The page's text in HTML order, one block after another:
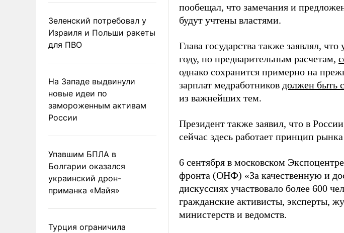
Зеленский потребовал у
Израиля и Польши ракеты
для ПВО
На Западе выдвинули
новые идеи по
замороженным активам
России
Упавшим БПЛА в
Болгарии оказался
украинский дрон-
приманка «Майя»
Турция ограничила
пообещал, что замечания и
будут учтены властями.
Глава государства также заявлял,
году, по предварительным расчетам,
однако сохранится примерно на
зарплат медработников должен быть
из важнейших тем.
Президент также заявил, что в
сейчас здесь работает принцип
6 сентября в московском Экспоцентре
фронта (ОНФ) «За качественную и
дискуссиях участвовало более 600
гражданские активисты, эксперты,
министерств и ведомств.